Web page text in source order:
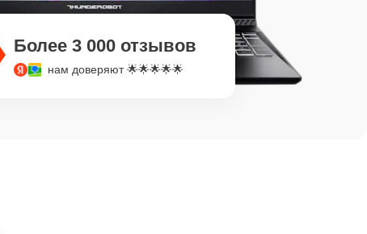
Более 3 000 отзывов
нам доверяют 🌟🌟🌟🌟🌟